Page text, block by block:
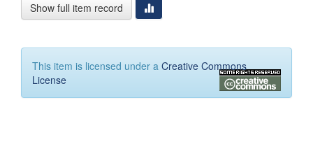
Show full item record
This item is licensed under a Creative Commons
License